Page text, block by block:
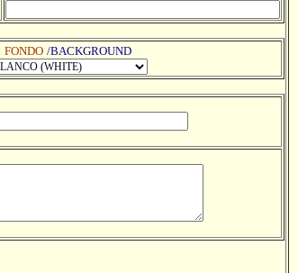
FONDO /BACKGROUND